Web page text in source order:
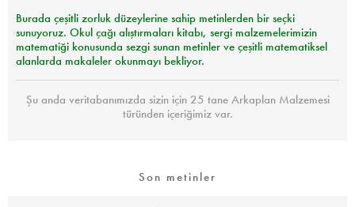
Burada çeşitli zorluk düzeylerine sahip metinlerden bir seçki
sunuyoruz. Okul çağı alıştırmaları kitabı, sergi malzemelerimizin
matematiği konusunda sezgi sunan metinler ve çeşitli matematiksel
alanlarda makaleler okunmayı bekliyor.
Şu anda veritabanımızda sizin için 25 tane Arkaplan Malzemesi
türünden içeriğimiz var.
Son metinler